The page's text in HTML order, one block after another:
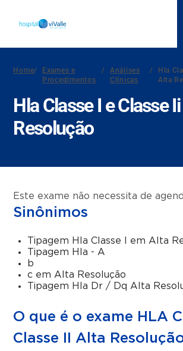
Home/
Exames e
Procedimentos
/
Análises
Clínicas
/
Hla
Alta
Hla Classe I e Classe
Resolução
Este exame não necessita de
Sinônimos
Tipagem Hla Classe I em Alta
Tipagem Hla - A
b
c em Alta Resolução
Tipagem Hla Dr / Dq Alta
O que é o exame HLA
Classe II Alta